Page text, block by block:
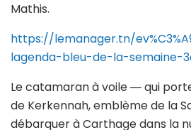
Mathis.
https://lemanager.tn/
lagenda-bleu-de-la-semaine-
Le catamaran à voile ― qui
de Kerkennah, emblème de la
débarquer à Carthage dans la